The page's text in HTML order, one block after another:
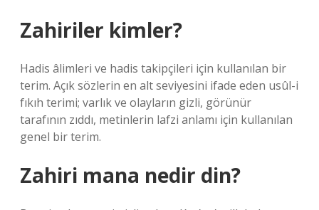
Zahiriler kimler?
Hadis âlimleri ve hadis takipçileri için kullanılan bir
terim. Açık sözlerin en alt seviyesini ifade eden usûl-i
fıkıh terimi; varlık ve olayların gizli, görünür
tarafının zıddı, metinlerin lafzi anlamı için kullanılan
genel bir terim.
Zahiri mana nedir din?